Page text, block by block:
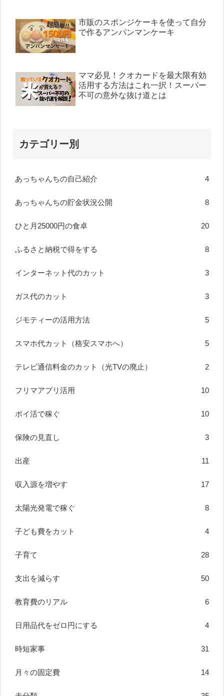
市販のスポンジケーキを使って自分
で作るアンパンマンケーキ
ママ必見！クオカードを最大限有効
活用する方法はこれ一択！スーパー
不可の意外な抜け道とは
カテゴリー別
あっちゃんちの自己紹介 4
あっちゃんちの貯金状況公開 8
ひと月25000円の食卓 20
ふるさと納税で得をする 8
インターネット代のカット 3
ガス代のカット 3
ジモティーの活用方法 5
スマホ代カット（格安スマホへ） 5
テレビ通信料金のカット（光TVの廃止） 2
フリマアプリ活用 10
ポイ活で稼ぐ 10
保険の見直し 3
出産 11
収入源を増やす 17
太陽光発電で稼ぐ 8
子ども費をカット 4
子育て 28
支出を減らす 50
教育費のリアル 6
日用品代をゼロ円にする 4
時短家事 31
月々の固定費 14